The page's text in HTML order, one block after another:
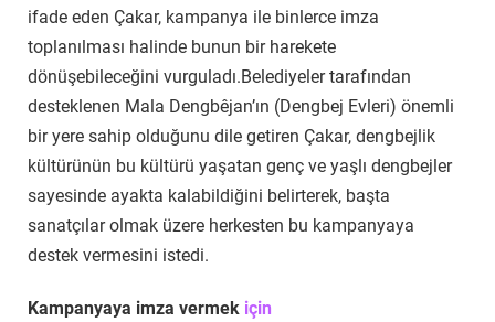
ifade eden Çakar, kampanya ile binlerce imza
toplanılması halinde bunun bir harekete
dönüşebileceğini vurguladı.Belediyeler tarafından
desteklenen Mala Dengbêjan’ın (Dengbej Evleri) önemli
bir yere sahip olduğunu dile getiren Çakar, dengbejlik
kültürünün bu kültürü yaşatan genç ve yaşlı dengbejler
sayesinde ayakta kalabildiğini belirterek, başta
sanatçılar olmak üzere herkesten bu kampanyaya
destek vermesini istedi.
Kampanyaya imza vermek için